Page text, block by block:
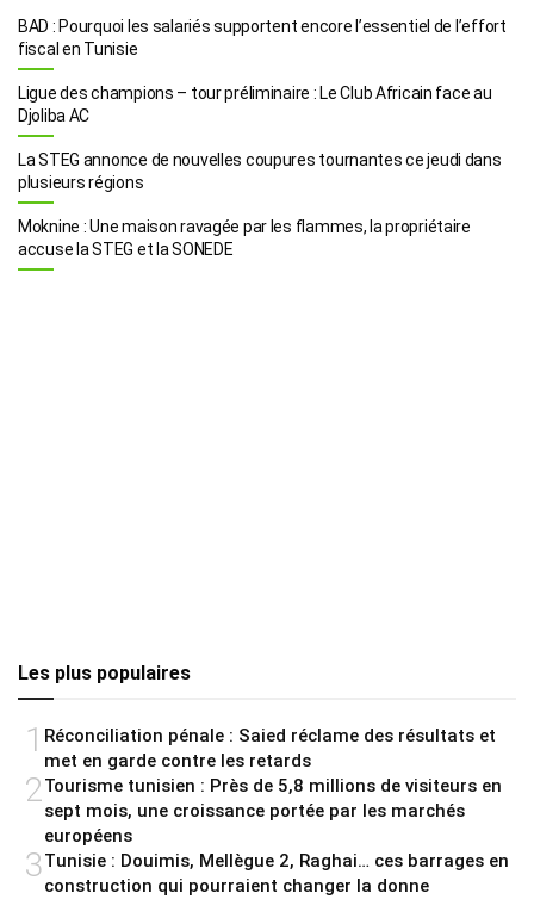
BAD : Pourquoi les salariés supportent encore l’essentiel de l’effort
fiscal en Tunisie
Ligue des champions – tour préliminaire : Le Club Africain face au
Djoliba AC
La STEG annonce de nouvelles coupures tournantes ce jeudi dans
plusieurs régions
Moknine : Une maison ravagée par les flammes, la propriétaire
accuse la STEG et la SONEDE
Les plus populaires
1 Réconciliation pénale : Saied réclame des résultats et
met en garde contre les retards
2Tourisme tunisien : Près de 5,8 millions de visiteurs en
sept mois, une croissance portée par les marchés
européens
3Tunisie : Douimis, Mellègue 2, Raghai… ces barrages en
construction qui pourraient changer la donne